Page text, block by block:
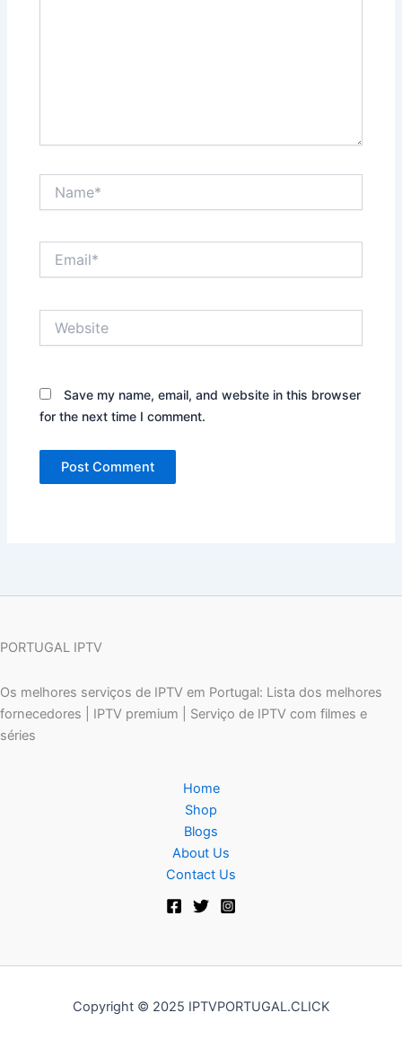
Save my name, email, and website in this browser
for the next time I comment.
PORTUGAL IPTV
Os melhores serviços de IPTV em Portugal: Lista dos melhores
fornecedores | IPTV premium | Serviço de IPTV com filmes e
séries
Home
Shop
Blogs
About Us
Contact Us
Copyright © 2025 IPTVPORTUGAL.CLICK